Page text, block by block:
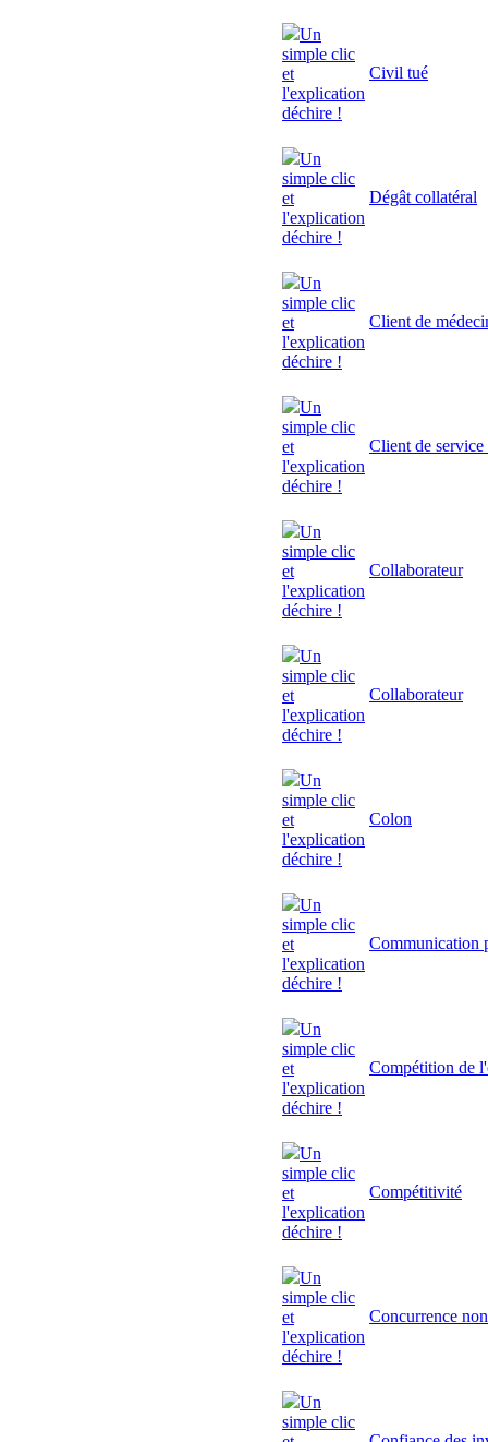
Un
simple clic
et
l'explication
déchire !
Civil tué
Un
simple clic
et
l'explication
déchire !
Dégât collatéral
Un
simple clic
et
l'explication
déchire !
Client de
Un
simple clic
et
l'explication
déchire !
Client de
Un
simple clic
et
l'explication
déchire !
Collaborateur
Un
simple clic
et
l'explication
déchire !
Collaborateur
Un
simple clic
et
l'explication
déchire !
Colon
Un
simple clic
et
l'explication
déchire !
Communication
Un
simple clic
et
l'explication
déchire !
Compétition de
Un
simple clic
et
l'explication
déchire !
Compétitivité
Un
simple clic
et
l'explication
déchire !
Concurrence
Un
simple clic